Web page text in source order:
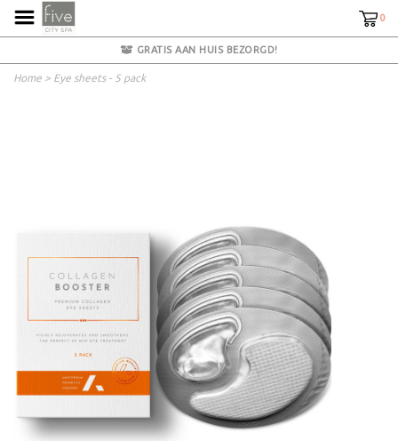
0
GRATIS AAN HUIS BEZORGD!
Home > Eye sheets - 5 pack